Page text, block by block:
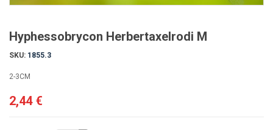
Hyphessobrycon Herbertaxelrodi M
SKU: 1855.3
2-3CM
2,44 €